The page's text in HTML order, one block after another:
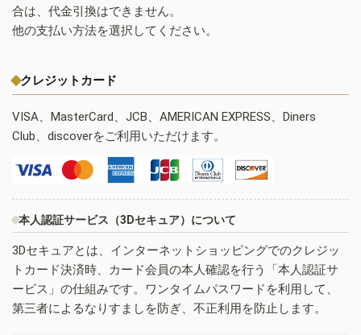
合は、代金引換はできません。
他の支払い方法を選択してください。
クレジットカード
VISA、MasterCard、JCB、AMERICAN EXPRESS、Diners
Club、discoverをご利用いただけます。
本人認証サービス（3Dセキュア）について
3Dセキュアとは、インターネットショッピングでのクレジッ
トカード決済時、カード会員の本人確認を行う「本人認証サ
ービス」の仕組みです。ワンタイムパスワードを利用して、
第三者によるなりすましを防ぎ、不正利用を防止します。